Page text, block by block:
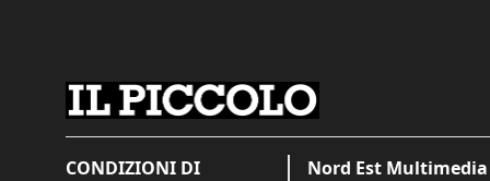
CONDIZIONI DI
Nord Est Multimedia